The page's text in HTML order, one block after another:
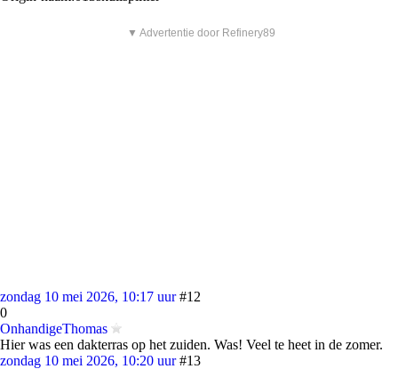
▼ Advertentie door Refinery89
zondag 10 mei 2026, 10:17 uur #12
0
OnhandigeThomas
Hier was een dakterras op het zuiden. Was! Veel te heet in de zomer.
zondag 10 mei 2026, 10:20 uur #13